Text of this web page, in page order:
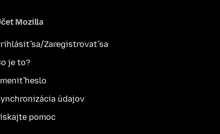
Mozilla
sa/Zaregistrovať sa
je to?
heslo
údajov
pomoc